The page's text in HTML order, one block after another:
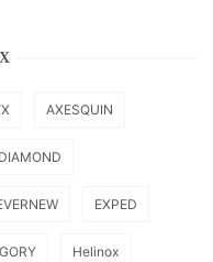
AXESQUIN
EXPED
Helinox